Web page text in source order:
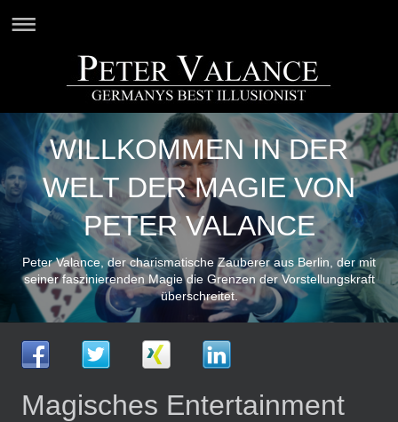
WILLKOMMEN IN DER
WELT DER MAGIE VON
PETER VALANCE
Peter Valance, der charismatische Zauberer aus Berlin, der mit
seiner faszinierenden Magie die Grenzen der Vorstellungskraft
überschreitet.
Magisches Entertainment